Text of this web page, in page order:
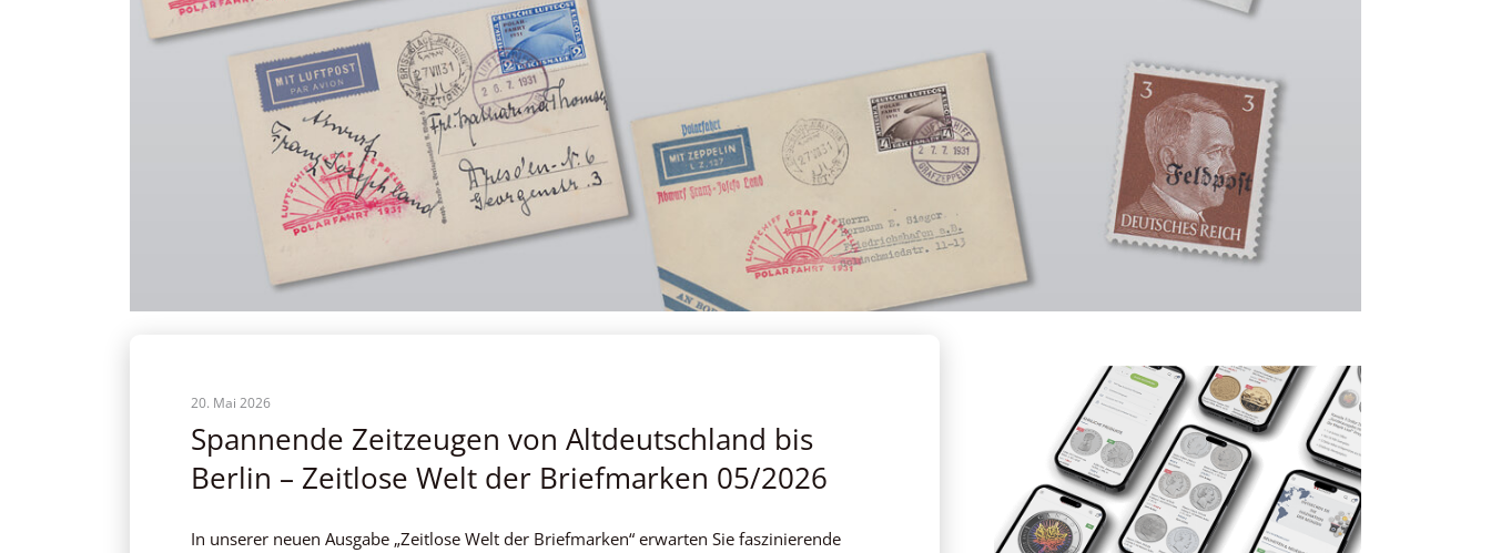
20. Mai 2026
Spannende Zeitzeugen von Altdeutschland bis
Berlin – Zeitlose Welt der Briefmarken 05/2026
In unserer neuen Ausgabe „Zeitlose Welt der Briefmarken“ erwarten Sie faszinierende